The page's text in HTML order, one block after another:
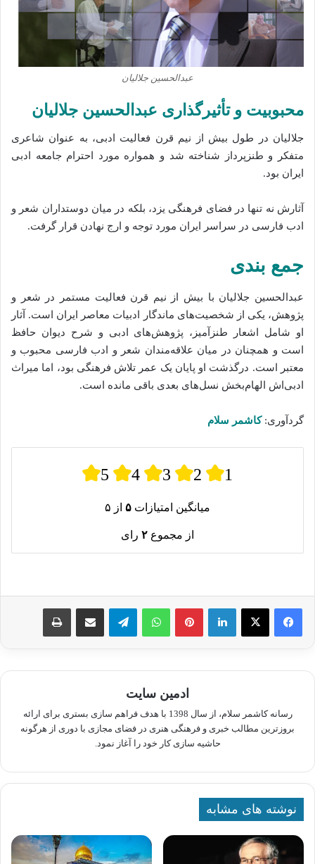
عبدالحسین جلالیان
محبوبیت و تأثیرگذاری عبدالحسین جلالیان
جلالیان در طول بیش از نیم قرن فعالیت ادبی، به عنوان شاعری
متفکر و طنزپرداز شناخته شد و همواره مورد احترام جامعه ادبی
ایران بود.
آثارش نه تنها در فضای فرهنگی یزد، بلکه در میان دوستداران شعر و
ادب فارسی در سراسر ایران مورد توجه و ارج نهادن قرار گرفت.
جمع‌ بندی
عبدالحسین جلالیان با بیش از نیم قرن فعالیت مستمر در شعر و
پژوهش، یکی از شخصیت‌های ماندگار ادبیات معاصر ایران است. آثار
او شامل اشعار طنزآمیز، پژوهش‌های ادبی و شرح دیوان حافظ
است و همچنان در میان علاقه‌مندان شعر و ادب فارسی محبوب و
معتبر است. درگذشت او پایان یک عمر تلاش فرهنگی بود، اما میراث
ادبی‌اش الهام‌بخش نسل‌های بعدی باقی مانده است.
گردآوری:کاشمر سلام
5 4 3 2 1
میانگین امتیازات ۵ از ۵
از مجموع ۲ رای
لینکدین پینترستواتس آپ تلگرام اشتراک گذاری از طریق ایمیل چاپ
ادمین سایت
رسانه کاشمر سلام، از سال 1398 با هدف فراهم سازی بستری برای ارائه
بروزترین مطالب خبری و فرهنگی هنری در فضای مجازی با دوری از هرگونه
حاشیه سازی کار خود را آغاز نمود.
نوشته های مشابه